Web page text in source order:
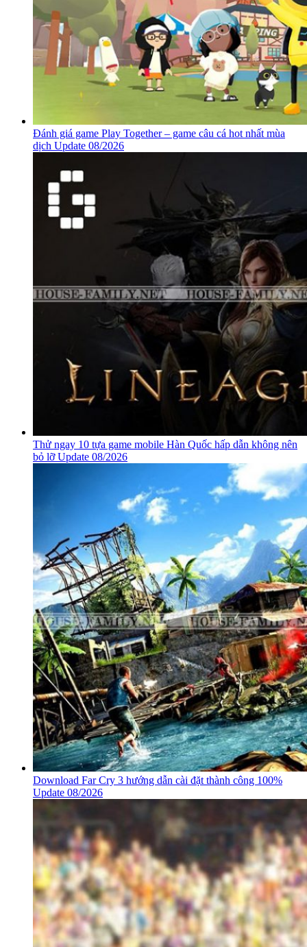
Đánh giá game Play Together – game câu cá hot nhất mùa
dịch Update 08/2026
Thử ngay 10 tựa game mobile Hàn Quốc hấp dẫn không nên
bỏ lỡ Update 08/2026
Download Far Cry 3 hướng dẫn cài đặt thành công 100%
Update 08/2026